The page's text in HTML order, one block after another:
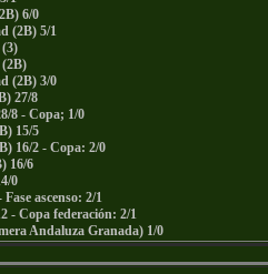
6/0
(2B) 5/1
(3)
(2B) 3/0
27/8
8 - Copa; 1/0
15/5
16/2 - Copa: 2/0
16/6
0
ascenso: 2/1
- Copa federación: 2/1
Andaluza Granada) 1/0